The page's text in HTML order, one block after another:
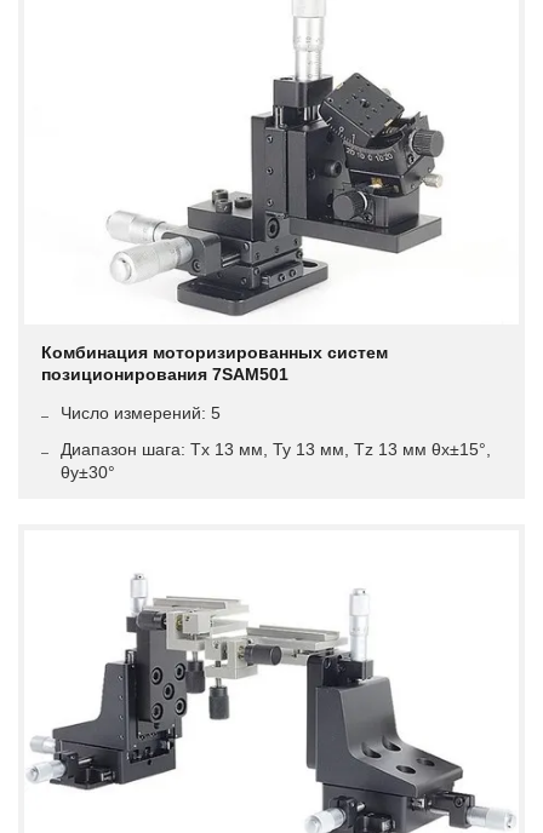
Комбинация моторизированных систем
позиционирования 7SAM501
Число измерений: 5
Диапазон шага: Tx 13 мм, Ty 13 мм, Tz 13 мм θx±15°,
θy±30°